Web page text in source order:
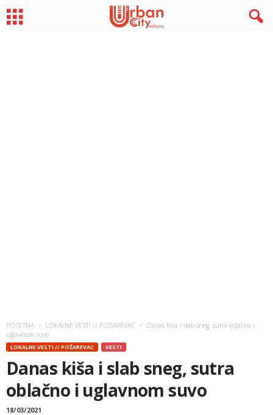
POČETNA LOKALNE VESTI // POŽAREVAC
Danas kiša i slab sneg, sutra oblačno i
uglavnom suvo
LOKALNE VESTI // POŽAREVAC VESTI
Danas kiša i slab sneg, sutra
oblačno i uglavnom suvo
18/03/2021